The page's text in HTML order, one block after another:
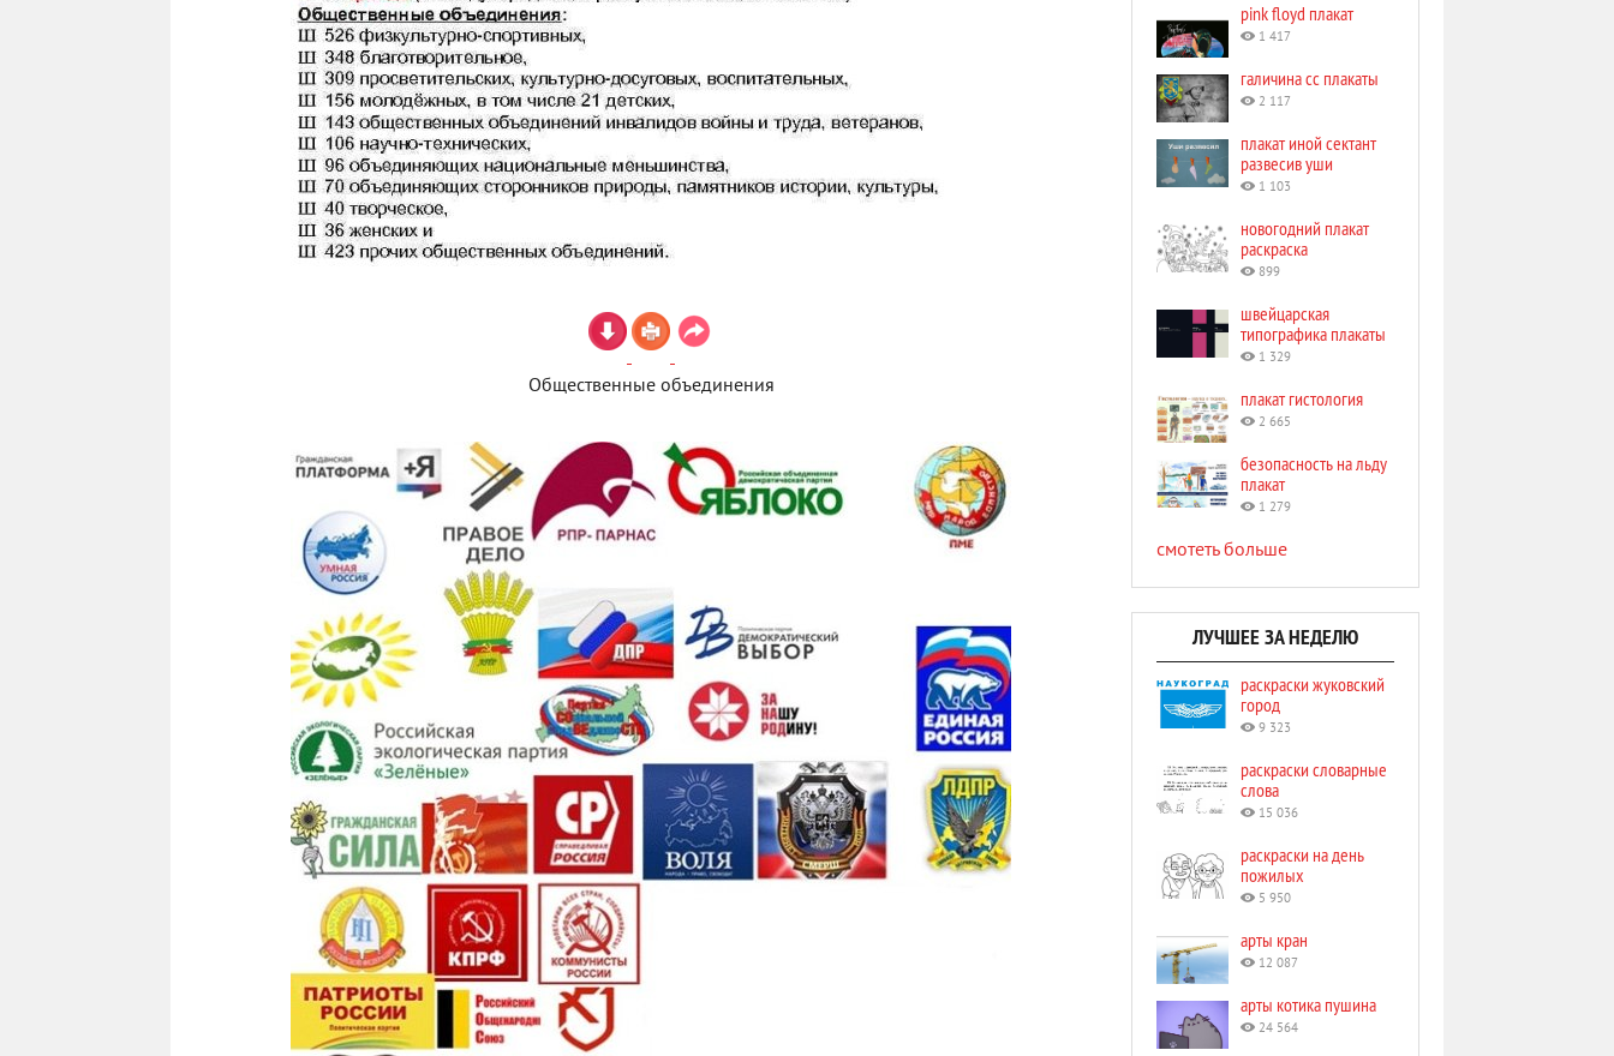
Общественные объединения
pink floyd плакат
1 417
галичина сс плакаты
2 117
плакат иной сектант
развесив уши
1 103
новогодний плакат
раскраска
899
швейцарская
типографика плакаты
1 329
плакат гистология
2 665
безопасность на льду
плакат
1 279
смотеть больше
ЛУЧШЕЕ ЗА НЕДЕЛЮ
раскраски жуковский
город
9 323
раскраски словарные
слова
15 036
раскраски на день
пожилых
5 950
арты кран
12 087
арты котика пушина
24 564